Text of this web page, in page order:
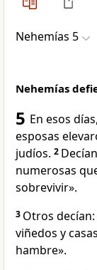
Nehemías 5
Nehemías
5 En esos
esposas
judíos. 2
numerosas
sobrevivir».
3 Otros
viñedos y
hambre».